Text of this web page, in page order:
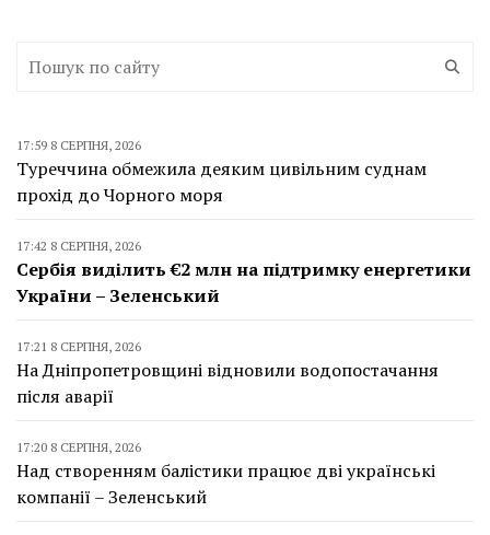
17:59 8 СЕРПНЯ, 2026
Туреччина обмежила деяким цивільним суднам
прохід до Чорного моря
17:42 8 СЕРПНЯ, 2026
Сербія виділить €2 млн на підтримку енергетики
України – Зеленський
17:21 8 СЕРПНЯ, 2026
На Дніпропетровщині відновили водопостачання
після аварії
17:20 8 СЕРПНЯ, 2026
Над створенням балістики працює дві українські
компанії – Зеленський